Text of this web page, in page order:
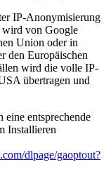
IP-Anonymisierung
wird von Google
Union oder in
den Europäischen
wird die volle IP-
übertragen und
entsprechende
Installieren
dlpage/gaoptout?